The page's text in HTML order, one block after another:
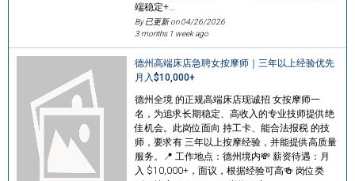
端稳定+…
By 已更新 on04/26/2026
3 months 1 week ago
德州高端床店急聘女按摩师｜三年以上经验优先
月入$10,000+
德州全境 的正规高端床店现诚招 女按摩师一
名，为追求长期稳定、高收入的专业技师提供绝
佳机会。此岗位面向 持工卡、能合法报税 的技
师，要求有 三年以上按摩经验，并能提供高质量
服务。📍 工作地点：德州境内💸 薪资待遇：月
入 $10,000+，面议，根据经验可高🍻 岗位类